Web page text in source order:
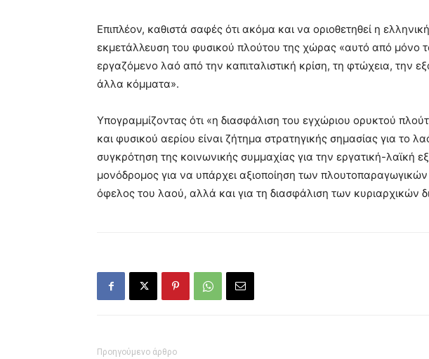
Επιπλέον, καθιστά σαφές ότι ακόμα και να οριοθετηθεί η
εκμετάλλευση του φυσικού πλούτου της χώρας «αυτό από μόνο
εργαζόμενο λαό από την καπιταλιστική κρίση, τη φτώχεια, την
άλλα κόμματα».
Υπογραμμίζοντας ότι «η διασφάλιση του εγχώριου ορυκτού
και φυσικού αερίου είναι ζήτημα στρατηγικής σημασίας για το
συγκρότηση της κοινωνικής συμμαχίας για την εργατική-λαϊκή
μονόδρομος για να υπάρχει αξιοποίηση των
όφελος του λαού, αλλά και για τη διασφάλιση των κυριαρχικών
Προηγούμενο άρθρο